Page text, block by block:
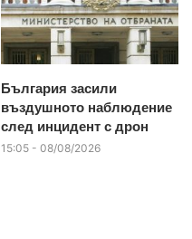
България засили
въздушното наблюдение
след инцидент с дрон
15:05 - 08/08/2026